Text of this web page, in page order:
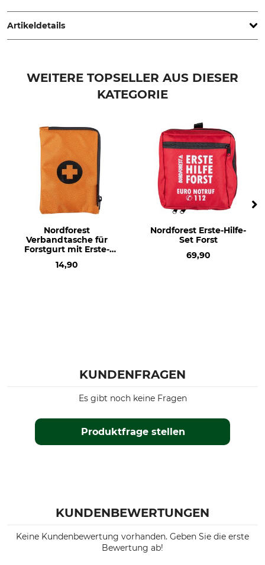
www.dl-forstservice.de
Artikeldetails
WEITERE TOPSELLER AUS DIESER
KATEGORIE
Nordforest
Verbandtasche für
Forstgurt mit Erste-
14,90
Nordforest Erste-Hilfe-
Set Forst
69,90
KUNDENFRAGEN
Produktfrage stellen
Es gibt noch keine Fragen
KUNDENBEWERTUNGEN
Keine Kundenbewertung vorhanden. Geben Sie die erste
Bewertung ab!